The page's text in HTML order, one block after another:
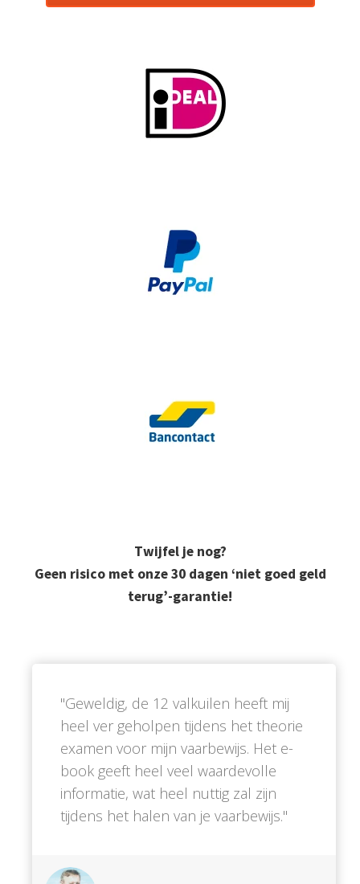
Twijfel je nog?
Geen risico met onze 30 dagen ‘niet goed geld
terug’-garantie!
''Geweldig, de 12 valkuilen heeft mij
heel ver geholpen tijdens het theorie
examen voor mijn vaarbewijs. Het e-
book geeft heel veel waardevolle
informatie, wat heel nuttig zal zijn
tijdens het halen van je vaarbewijs.''